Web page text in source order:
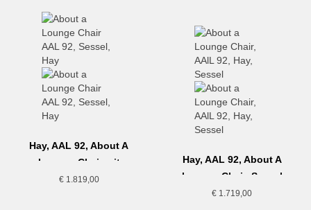
Hay, AAL 92, About A
Lounge Chair mit
Sitzkissen
€1.819,00
Hay, AAL 92, About A
Lounge Chair, Sessel
€ 1.719,00